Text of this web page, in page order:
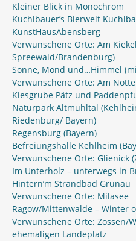
Kleiner Blick in Monochrom
Kuchlbauer’s Bierwelt
KunstHausAbensberg
Verwunschene Orte: Am
Spreewald/Brandenburg)
Sonne, Mond und…Himmel
Verwunschene Orte: Am
Kiesgrube Pätz und
Naturpark Altmühltal
Riedenburg/ Bayern)
Regensburg (Bayern)
Befreiungshalle Kehlheim
Verwunschene Orte: Glienick
Im Unterholz – unterwegs in
Hintern’m Strandbad Grünau
Verwunschene Orte: Milasee
Ragow/Mittenwalde – Winter
Verwunschene Orte: Zossen/
ehemaligen Landeplatz